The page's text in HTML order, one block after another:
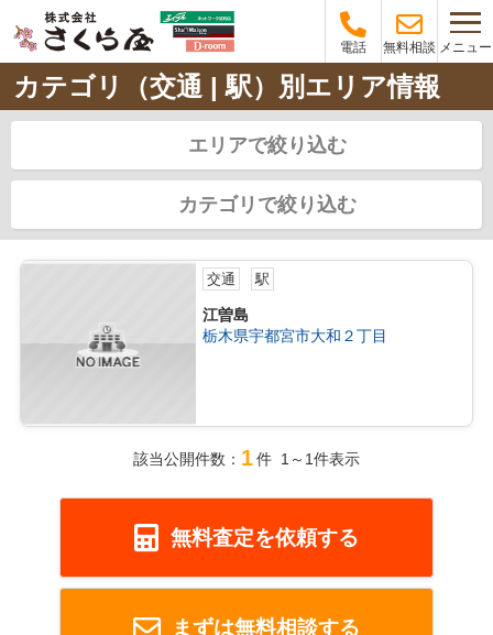
電話 無料相談 メニュー
カテゴリ（交通 | 駅）別エリア情報
エリアで絞り込む
カテゴリで絞り込む
交通 駅
江曽島
栃木県宇都宮市大和２丁目
該当公開件数： 1件 1～1件表示
無料査定を依頼する
まずは無料相談する